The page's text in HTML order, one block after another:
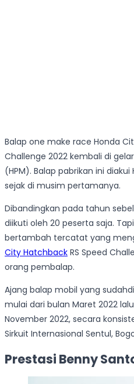
Balap one make race Honda
Challenge 2022 kembali di
(HPM). Balap pabrikan ini
sejak di musim pertamanya.
Dibandingkan pada tahun
diikuti oleh 20 peserta saja.
bertambah tercatat yang
City Hatchback RS Speed
orang pembalap.
Ajang balap mobil yang
mulai dari bulan Maret 2022
November 2022, secara
Sirkuit Internasional Sentul,
Prestasi Benny